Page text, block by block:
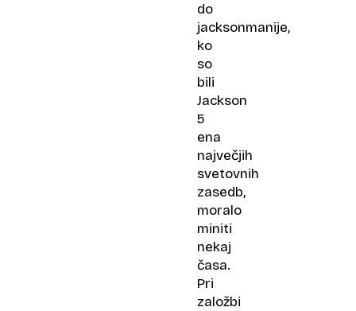
do
jacksonmanije,
ko
so
bili
Jackson
5
ena
največjih
svetovnih
zasedb,
moralo
miniti
nekaj
časa.
Pri
založbi